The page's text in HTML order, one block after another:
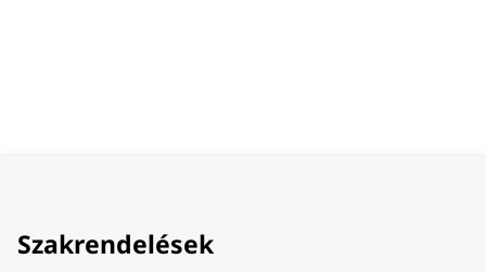
Szakrendelések